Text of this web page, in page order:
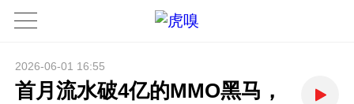
2026-06-01 16:55
首月流水破4亿的MMO黑马，